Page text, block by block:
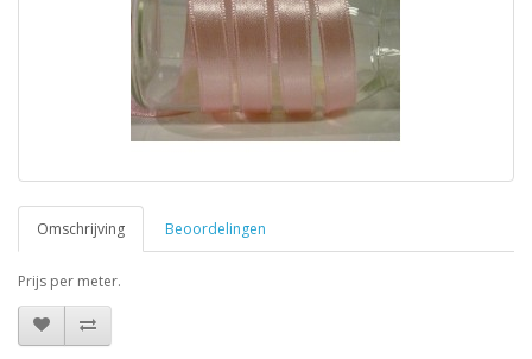
Omschrijving Beoordelingen
Prijs per meter.